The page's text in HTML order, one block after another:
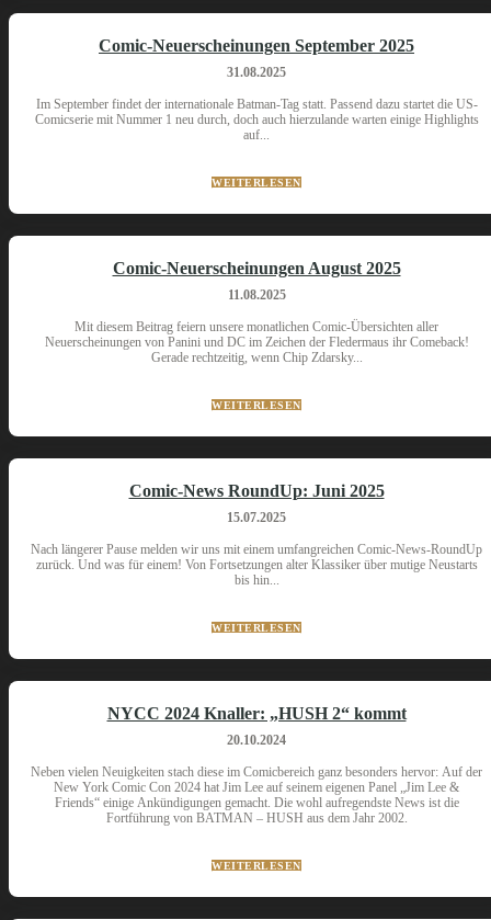
Comic-Neuerscheinungen September 2025
31.08.2025
Im September findet der internationale Batman-Tag statt. Passend dazu startet die US-
Comicserie mit Nummer 1 neu durch, doch auch hierzulande warten einige Highlights
auf...
WEITERLESEN
Comic-Neuerscheinungen August 2025
11.08.2025
Mit diesem Beitrag feiern unsere monatlichen Comic-Übersichten aller
Neuerscheinungen von Panini und DC im Zeichen der Fledermaus ihr Comeback!
Gerade rechtzeitig, wenn Chip Zdarsky...
WEITERLESEN
Comic-News RoundUp: Juni 2025
15.07.2025
Nach längerer Pause melden wir uns mit einem umfangreichen Comic-News-RoundUp
zurück. Und was für einem! Von Fortsetzungen alter Klassiker über mutige Neustarts
bis hin...
WEITERLESEN
NYCC 2024 Knaller: „HUSH 2“ kommt
20.10.2024
Neben vielen Neuigkeiten stach diese im Comicbereich ganz besonders hervor: Auf der
New York Comic Con 2024 hat Jim Lee auf seinem eigenen Panel „Jim Lee &
Friends“ einige Ankündigungen gemacht. Die wohl aufregendste News ist die
Fortführung von BATMAN – HUSH aus dem Jahr 2002.
WEITERLESEN